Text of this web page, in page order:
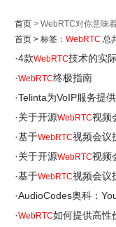
首页> WebRTC对你意味
首页> 标签： WebRTC 总
·4款WebRTC技术的实
·WebRTC终极指南
·Telinta为VoIP服务提
·关于开源WebRTC视频
·基于WebRTC视频会议
·关于开源WebRTC视频
·基于WebRTC视频会议
·AudioCodes奥科：
·WebRTC如何提供高性